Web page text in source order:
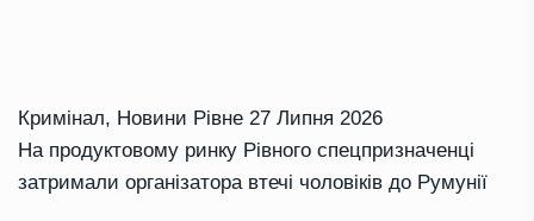
Кримінал, Новини Рівне 27 Липня 2026
На продуктовому ринку Рівного спецпризначенці
затримали організатора втечі чоловіків до Румунії